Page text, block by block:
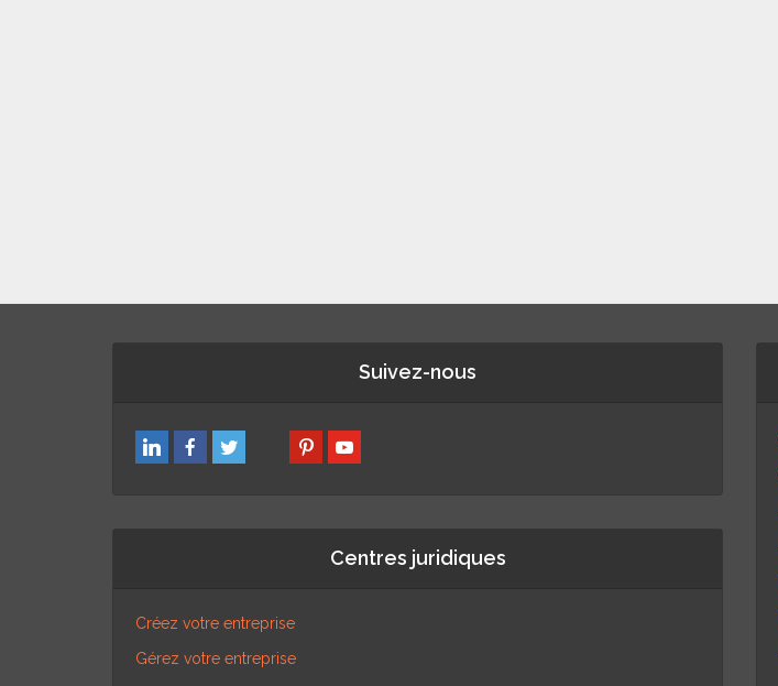
Suivez-nous
Centres juridiques
Créez votre entreprise
Gérez votre entreprise